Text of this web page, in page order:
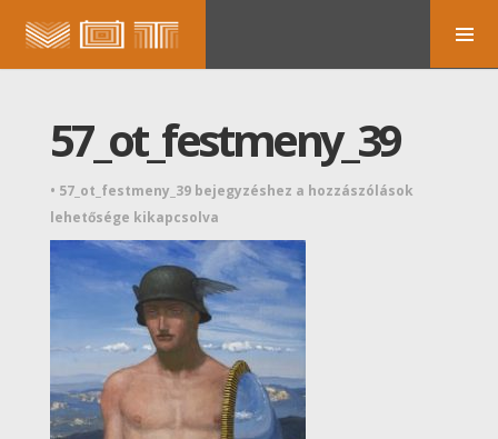
57_ot_festmeny_39
• 57_ot_festmeny_39 bejegyzéshez a hozzászólások
lehetősége kikapcsolva